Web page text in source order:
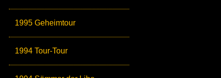
1995 Geheimtour
1994 Tour-Tour